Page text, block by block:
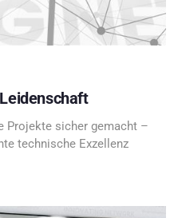
Projekte sicher gemacht –
technische Exzellenz